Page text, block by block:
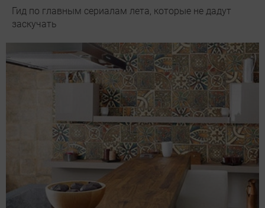
Гид по главным сериалам лета, которые не дадут
заскучать